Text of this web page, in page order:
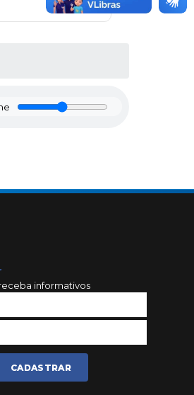
informativos
CADASTRAR